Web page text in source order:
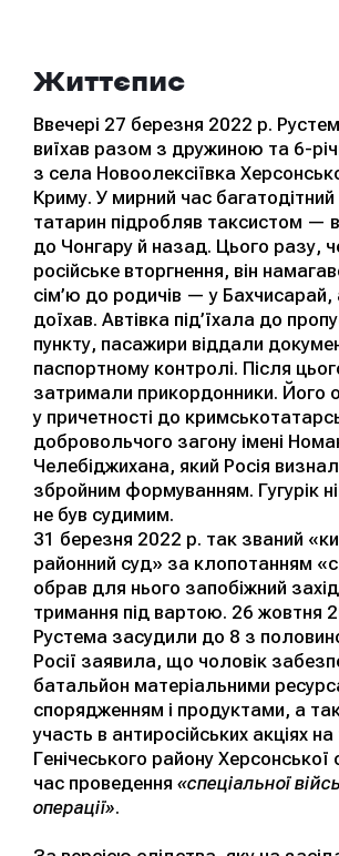
Життєпис
Ввечері 27 березня 2022 р. Рустем
виїхав разом з дружиною та 6-
з села Новоолексіївка
Криму. У мирний час
татарин підробляв таксистом —
до Чонгару й назад. Цього разу,
російське вторгнення, він
сім’ю до родичів — у Бахчисарай,
доїхав. Автівка під’їхала до
пункту, пасажири віддали
паспортному контролі. Після
затримали прикордонники. Його
у причетності до
добровольчого загону імені
Челебіджихана, який Росія
збройним формуванням. Гугурік
не був судимим.
31 березня 2022 р. так званий
районний суд» за клопотанням
обрав для нього запобіжний захід
тримання під вартою. 26 жовтня
Рустема засудили до 8 з
Росії заявила, що чоловік
батальйон матеріальними
спорядженням і продуктами, а
участь в антиросійських акціях на
Генічеського району Херсонської
час проведення «спеціальної
операції».